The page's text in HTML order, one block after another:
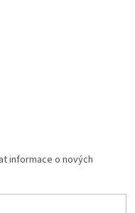
informace o nových